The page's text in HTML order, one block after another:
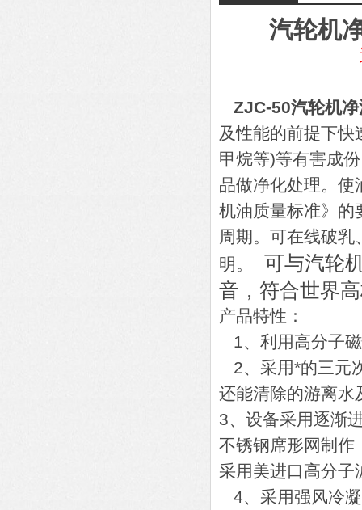
汽轮机
ZJC-50汽轮机
及性能的前提下快
甲烷等)等有害成
品做净化处理。
机油质量标准》的
周期。可在线破
明。
可与汽轮
音，符合世界
产品特性：
1、利用高分子
2、采用*的三元
还能清除的游离水
3、设备采用逐渐
不锈钢席形网制作
采用美进口高分子
4、采用强风冷